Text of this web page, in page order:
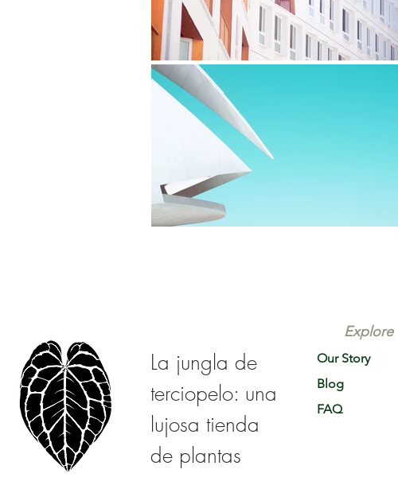
La jungla de
terciopelo: una
lujosa tienda
de plantas
Explore
Our Story
Blog
FAQ